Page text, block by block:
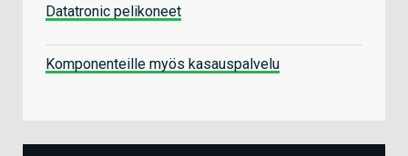
Datatronic pelikoneet
Komponenteille myös kasauspalvelu